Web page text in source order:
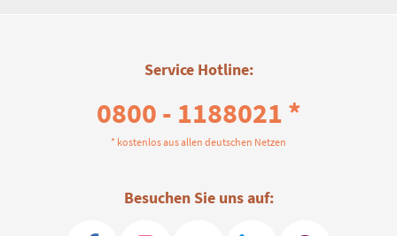
Service Hotline:
0800 - 1188021 *
* kostenlos aus allen deutschen Netzen
Besuchen Sie uns auf: